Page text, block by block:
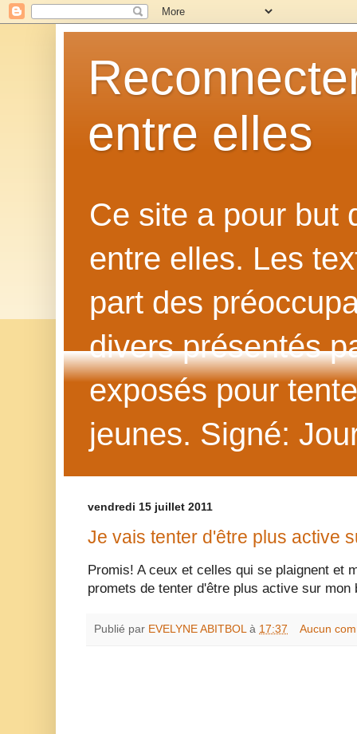
entre elles
Ce site a pour but
entre elles. Les
part des
divers présentés
exposés pour
jeunes. Signé:
vendredi 15 juillet 2011
Je vais tenter d'être plus active
Promis! A ceux et celles qui se plaignent et
promets de tenter d'être plus active sur mon
Publié par EVELYNE ABITBOL à 17:37 Aucun